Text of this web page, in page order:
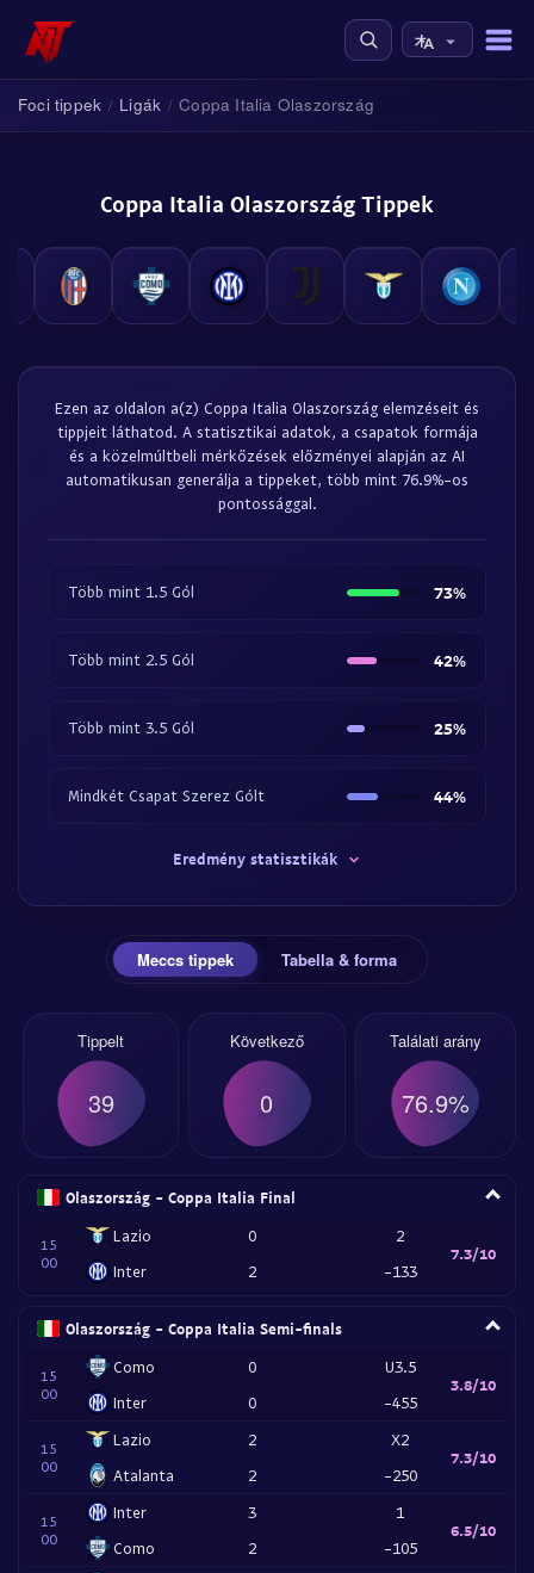
Foci tippek / Ligák / Coppa Italia Olaszország
Coppa Italia Olaszország Tippek
Ezen az oldalon a(z) Coppa Italia Olaszország elemzéseit és
tippjeit láthatod. A statisztikai adatok, a csapatok formája
és a közelmúltbeli mérkőzések előzményei alapján az AI
automatikusan generálja a tippeket, több mint 76.9%-os
pontossággal.
Több mint 1.5 Gól 73%
Több mint 2.5 Gól 42%
Több mint 3.5 Gól 25%
Mindkét Csapat Szerez Gólt 44%
Eredmény statisztikák
Meccs tippek Tabella & forma
Tippelt
39
Következő
0
Találati arány
76.9%
Olaszország - Coppa Italia Final
15
00
Lazio
Inter
0
2
2
-133
7.3/10
Olaszország - Coppa Italia Semi-finals
15
00
Como
Inter
0
0
U3.5
-455
3.8/10
15
00
Lazio
Atalanta
2
2
X2
-250
7.3/10
15
00
Inter
Como
3
2
1
-105
6.5/10